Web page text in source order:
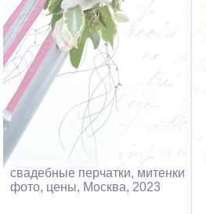
свадебные перчатки, митенки
фото, цены, Москва, 2023